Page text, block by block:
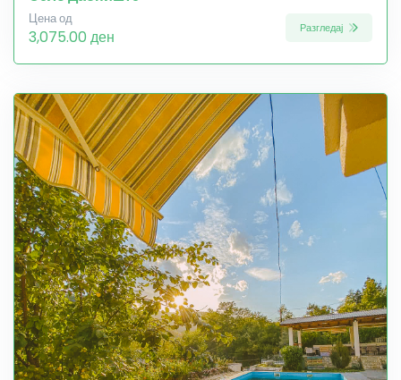
Цена од
3,075.00 ден Разгледај